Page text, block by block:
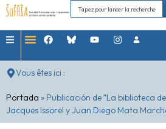
Vous êtes ici :
Portada » Publicación de “La biblioteca
Jacques Issorel y Juan Diego Mata